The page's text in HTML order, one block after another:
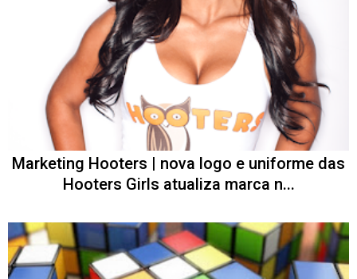
Marketing Hooters | nova logo e uniforme das
Hooters Girls atualiza marca n...